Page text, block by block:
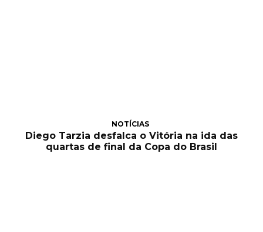
NOTÍCIAS
Diego Tarzia desfalca o Vitória na ida das
quartas de final da Copa do Brasil